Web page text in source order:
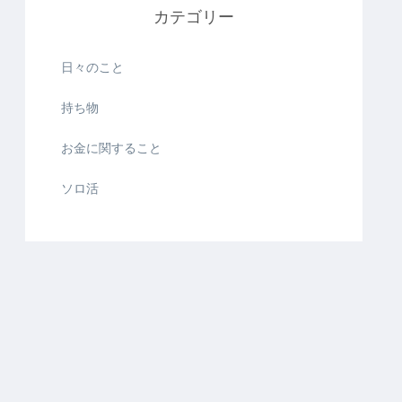
カテゴリー
日々のこと
持ち物
お金に関すること
ソロ活